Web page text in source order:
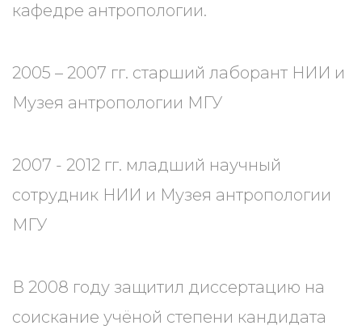
кафедре антропологии.
2005 – 2007 гг. старший лаборант НИИ и
Музея антропологии МГУ
2007 - 2012 гг. младший научный
сотрудник НИИ и Музея антропологии
МГУ
В 2008 году защитил диссертацию на
соискание учёной степени кандидата